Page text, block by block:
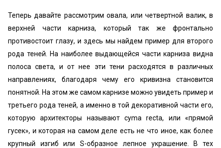
Теперь давайте рассмотрим овала, или четвертной валик, в
верхней части карниза, который так же фронтально
противостоит глазу, и здесь мы найдем пример для второго
рода теней. На наиболее выдающейся части карниза видна
полоса света, и от нее эти тени расходятся в различных
направлениях, благодаря чему его кривизна становится
понятной. На этом же самом карнизе можно увидеть пример и
третьего рода теней, а именно в той декоративной части его,
которую архитекторы называют суmа recta, или «прямой
гусек», и которая на самом деле есть не что иное, как более
крупный изгиб или S-образное лепное украшение. В тех